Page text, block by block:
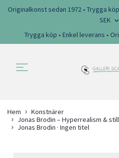
Originalkonst sedan 1972 • Trygga
SEK
Trygga köp • Enkel leverans •
Hem
Konstnärer
Jonas Brodin – Hyperrealism &
Jonas Brodin · Ingen titel